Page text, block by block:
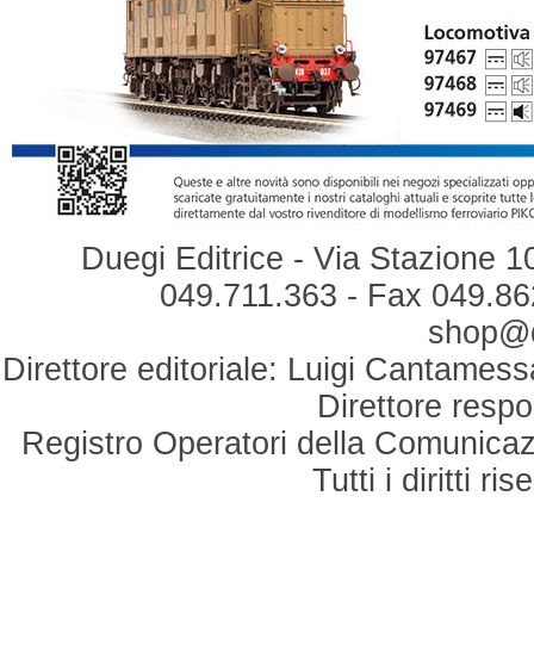
Duegi Editrice - Via Stazione
049.711.363 - Fax
Direttore editoriale: Luigi
Direttore
Registro Operatori della
Tutti i diritti